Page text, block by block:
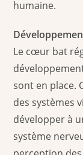
humaine.
Le cœur bat
sont en place.
des systèmes
développer à
système